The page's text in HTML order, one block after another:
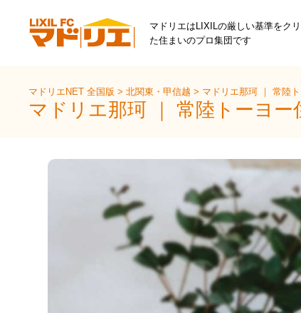
マドリエはLIXILの厳しい基準をク
た住まいのプロ集団です
マドリエNET 全国版>北関東・甲信越> マドリエ那珂 ｜ 常陸ト
マドリエ那珂 ｜ 常陸トーヨー